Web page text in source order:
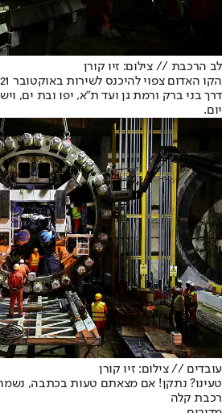
לב הרכבת // צילום: זיו קורן
דרך בני ברק ורמת גן ועד ת"א, יפו ובת ים,
יום.
עובדים // צילום: זיו קורן
טעינו? נתקן! אם מצאתם טעות בכתבה,
רכבת קלה